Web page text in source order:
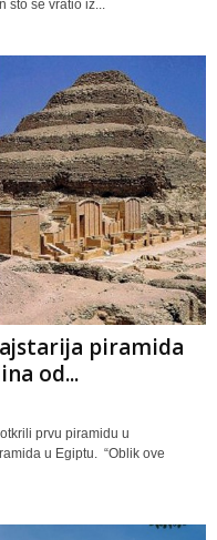
što se vratio iz...
piramida
od...
prvu piramidu u
u Egiptu. “Oblik ove